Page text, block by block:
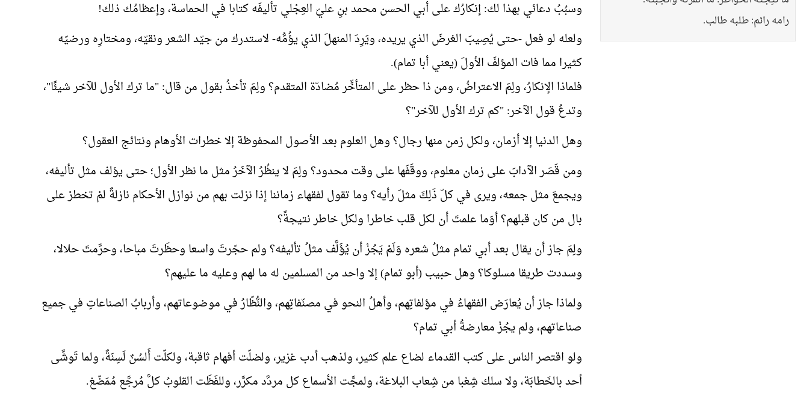
وسبُبُ دعائي بهذا لك: إنكارُك على أبي الحسن محمد بنِ عليّ العِجْلي تأليفَه كتابا في الحماسة، وإعظامُك ذلك!
ولعله لو فعل -حتى يُصِيبَ الغرضَ الذي يريده، ويَرِدَ المنهلَ الذي يؤُمُّه- لاستدرك من جيّد الشعر ونقيّه، ومختارِه ورضيّه
كثيرا مما فات المؤلفَ الأولَ (يعني أبا تمام).
فلماذا الإنكارُ، ولِمَ الاعتراضُ، ومن ذا حظر على المتأخِّر مُضادّة المتقدم؟ ولِمَ تأخذُ بقول من قال: "ما ترك الأول للآخر شيئًا"،
وتدعُ قول الآخر: "كم ترك الأول للآخر"؟
وهل الدنيا إلا أزمان، ولكل زمن منها رجال؟ وهل العلوم بعد الأصول المحفوظة إلا خطرات الأوهام ونتائج العقول؟
ومن قَصَر الآدابَ على زمان معلوم، ووقَفَها على وقت محدود؟ ولِمَ لا ينظُرُ الآخَرُ مثل ما نظر الأول؛ حتى يؤلف مثل تأليفه،
ويجمعَ مثل جمعه، ويرى في كلّ ذَلِكَ مثلَ رأيه؟ وما تقول لفقهاء زماننا إذا نزلت بهم من نوازل الأحكام نازلةٌ لمْ تخطرْ على
بال من كان قبلهم؟ أوَما علمتَ أن لكل قلب خاطرا ولكل خاطر نتيجةً؟
ولِمَ جاز أن يقال بعد أبي تمام مثلُ شعره وَلَمْ يَجُزْ أن يُؤَلَّف مثلُ تأليفه؟ ولم حجّرتَ واسعا وحظَرتَ مباحا، وحرَّمتَ حلالا،
وسددت طريقا مسلوكا؟ وهل حبيب (أبو تمام) إلا واحد من المسلمين له ما لهم وعليه ما عليهم؟
ولماذا جاز أن يُعارَض الفقهاءُ في مؤلفاتِهم، وأهلُ النحو في مصنّفاتِهم، والنُّظّارُ في موضوعاتهم، وأربابُ الصناعاتِ في جميع
صناعاتهم، ولم يجُزْ معارضةُ أبي تمام؟
ولو اقتصر الناس على كتب القدماء لضاع علم كثير، ولذهب أدب غزير، ولضلّت أفهام ثاقبة، ولكلّت أَلسُنٌ لَسِنَةٌ، ولما تَوشَّى
أحد بالخَطابَة، ولا سلك شِعْبا من شِعاب البلاغة، ولمجَّت الأسماع كل مردَّد مكرَّر، وللفَظَت القلوبُ كلَّ مُرجَّع مُمَضّغ.
رامه رائم: طلبه طالب.